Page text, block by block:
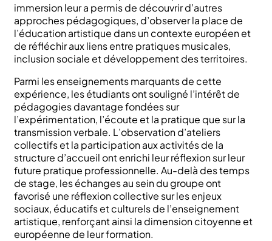
immersion leur a permis de découvrir d’autres
approches pédagogiques, d’observer la place de
l’éducation artistique dans un contexte européen et
de réfléchir aux liens entre pratiques musicales,
inclusion sociale et développement des territoires.
Parmi les enseignements marquants de cette
expérience, les étudiants ont souligné l’intérêt de
pédagogies davantage fondées sur
l’expérimentation, l’écoute et la pratique que sur la
transmission verbale. L’observation d’ateliers
collectifs et la participation aux activités de la
structure d’accueil ont enrichi leur réflexion sur leur
future pratique professionnelle. Au-delà des temps
de stage, les échanges au sein du groupe ont
favorisé une réflexion collective sur les enjeux
sociaux, éducatifs et culturels de l’enseignement
artistique, renforçant ainsi la dimension citoyenne et
européenne de leur formation.